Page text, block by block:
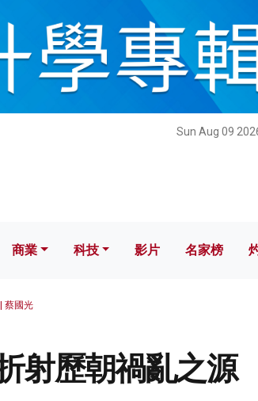
Sun Aug 09
科技 影片 名家榜
商業 科技 影片 名家榜
蔡國光
射歷朝禍亂之源